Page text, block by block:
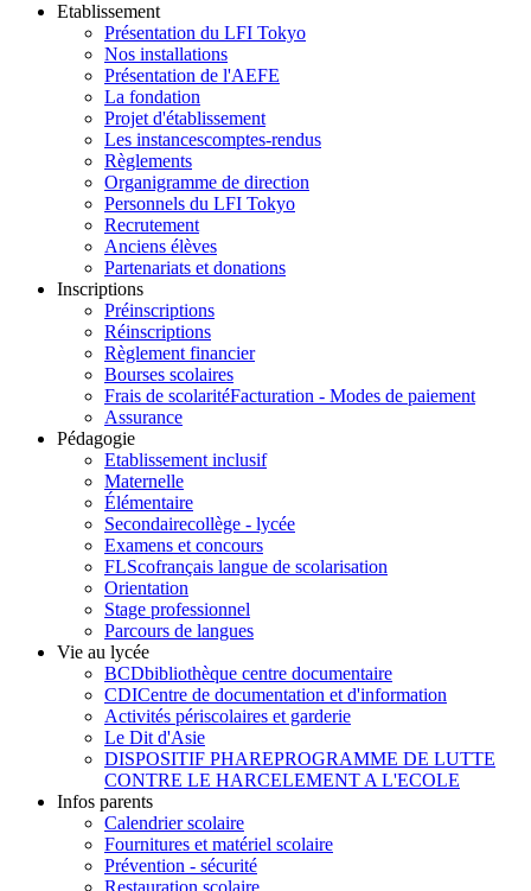
Etablissement
Présentation du LFI Tokyo
Nos installations
Présentation de l'AEFE
La fondation
Projet d'établissement
Les instancescomptes-rendus
Règlements
Organigramme de direction
Personnels du LFI Tokyo
Recrutement
Anciens élèves
Partenariats et donations
Inscriptions
Préinscriptions
Réinscriptions
Règlement financier
Bourses scolaires
Frais de scolaritéFacturation - Modes de paiement
Assurance
Pédagogie
Etablissement inclusif
Maternelle
Élémentaire
Secondairecollège - lycée
Examens et concours
FLScofrançais langue de scolarisation
Orientation
Stage professionnel
Parcours de langues
Vie au lycée
BCDbibliothèque centre documentaire
CDICentre de documentation et d'information
Activités périscolaires et garderie
Le Dit d'Asie
DISPOSITIF PHAREPROGRAMME DE LUTTE
CONTRE LE HARCELEMENT A L'ECOLE
Infos parents
Calendrier scolaire
Fournitures et matériel scolaire
Prévention - sécurité
Restauration scolaire